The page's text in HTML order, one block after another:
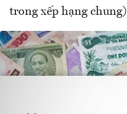
trong xếp hạng chung)